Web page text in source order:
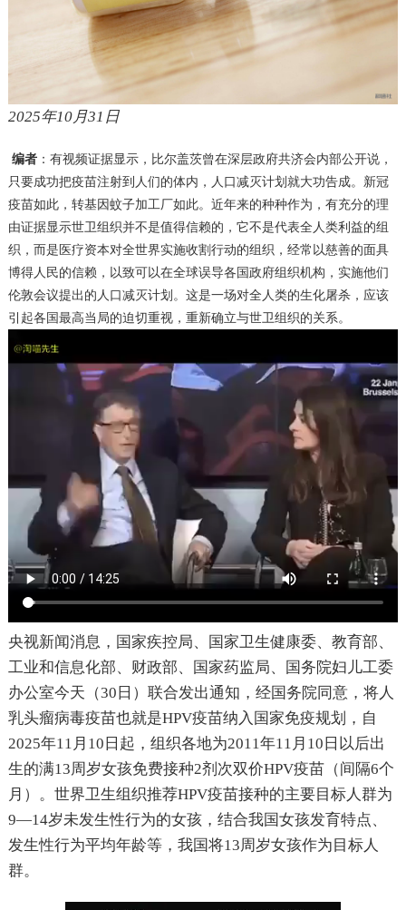
2025年10月31日
编者：有视频证据显示，比尔盖茨曾在深层政府共济会内部公开说，
只要成功把疫苗注射到人们的体内，人口减灭计划就大功告成。新冠
疫苗如此，转基因蚊子加工厂如此。近年来的种种作为，有充分的理
由证据显示世卫组织并不是值得信赖的，它不是代表全人类利益的组
织，而是医疗资本对全世界实施收割行动的组织，经常以慈善的面具
博得人民的信赖，以致可以在全球误导各国政府组织机构，实施他们
伦敦会议提出的人口减灭计划。这是一场对全人类的生化屠杀，应该
引起各国最高当局的迫切重视，重新确立与世卫组织的关系。
央视新闻消息，国家疾控局、国家卫生健康委、教育部、
工业和信息化部、财政部、国家药监局、国务院妇儿工委
办公室今天（30日）联合发出通知，经国务院同意，将人
乳头瘤病毒疫苗也就是HPV疫苗纳入国家免疫规划，自
2025年11月10日起，组织各地为2011年11月10日以后出
生的满13周岁女孩免费接种2剂次双价HPV疫苗（间隔6个
月）。世界卫生组织推荐HPV疫苗接种的主要目标人群为
9—14岁未发生性行为的女孩，结合我国女孩发育特点、
发生性行为平均年龄等，我国将13周岁女孩作为目标人
群。